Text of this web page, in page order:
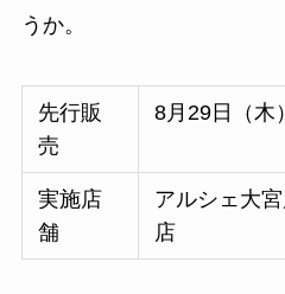
うか。
先行販
売
8月29日（木）
実施店
舗
アルシェ大
店